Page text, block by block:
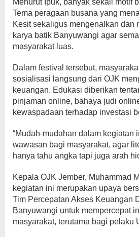
Tema peragaan busana yang
Kesit sekaligus mengenalkan dan
karya batik Banyuwangi agar
masyarakat luas.
Dalam festival tersebut,
sosialisasi langsung dari OJK
keuangan. Edukasi diberikan
pinjaman online, bahaya judi
kewaspadaan terhadap investasi
“Mudah-mudahan dalam kegiatan
wawasan bagi masyarakat, agar
hanya tahu angka tapi juga arah
Kepala OJK Jember, Muhammad
kegiatan ini merupakan upaya
Tim Percepatan Akses Keuangan
Banyuwangi untuk mempercepat
masyarakat, terutama bagi pelaku